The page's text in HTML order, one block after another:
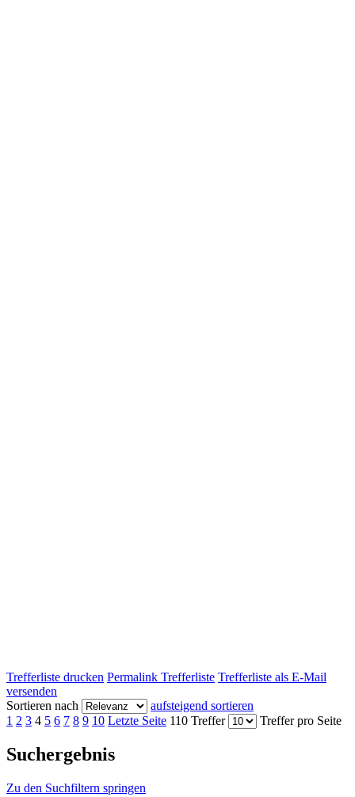
Trefferliste drucken Permalink Trefferliste Trefferliste als E-Mail
versenden
Sortieren nach
aufsteigend sortieren
1 2 3 4 5 6 7 8 9 10 Letzte Seite 110 Treffer Treffer pro Seite
Suchergebnis
Zu den Suchfiltern springen